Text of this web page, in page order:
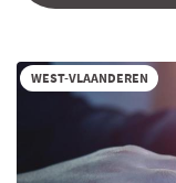
WEST-VLAANDEREN